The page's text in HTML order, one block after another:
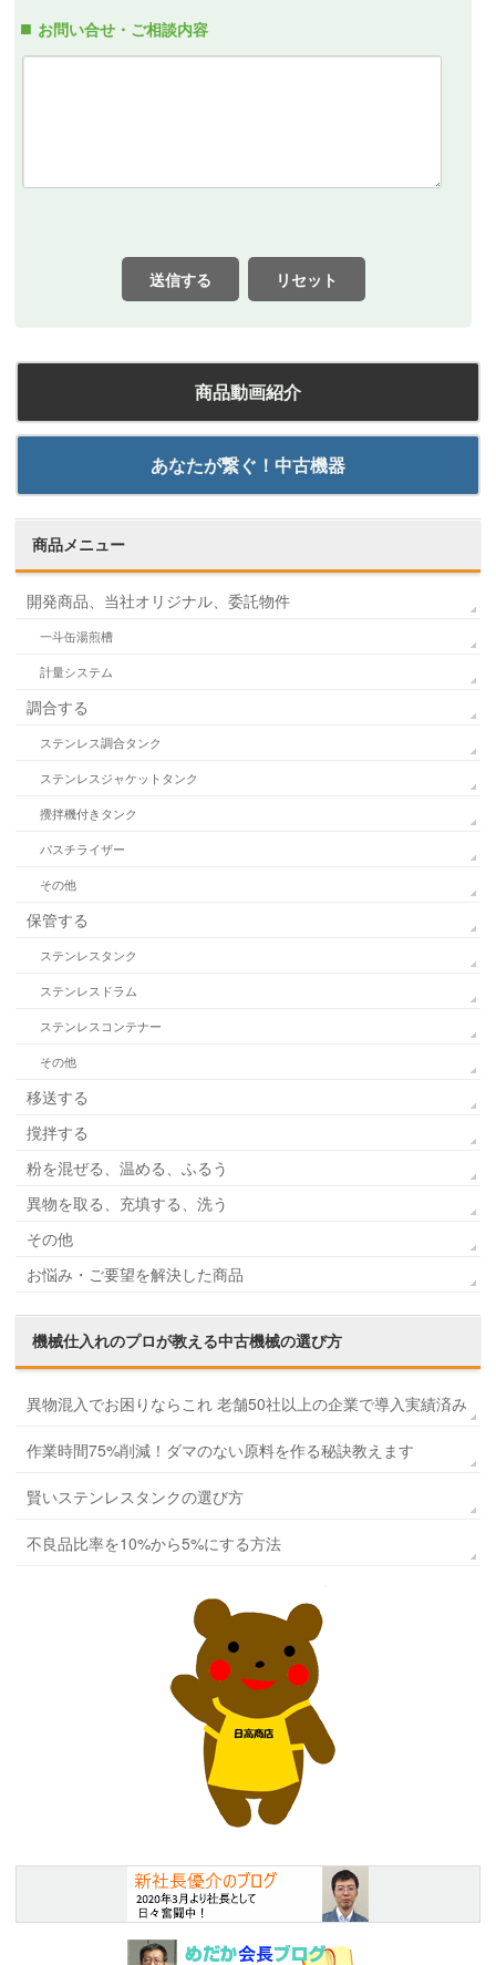
お問い合せ・ご相談内容
送信する リセット
商品動画紹介
あなたが繋ぐ！中古機器
商品メニュー
開発商品、当社オリジナル、委託物件
一斗缶湯煎槽
計量システム
調合する
ステンレス調合タンク
ステンレスジャケットタンク
攪拌機付きタンク
パスチライザー
その他
保管する
ステンレスタンク
ステンレスドラム
ステンレスコンテナー
その他
移送する
撹拌する
粉を混ぜる、温める、ふるう
異物を取る、充填する、洗う
その他
お悩み・ご要望を解決した商品
機械仕入れのプロが教える中古機械の選び方
異物混入でお困りならこれ 老舗50社以上の企業で導入実績済み
作業時間75%削減！ダマのない原料を作る秘訣教えます
賢いステンレスタンクの選び方
不良品比率を10%から5%にする方法